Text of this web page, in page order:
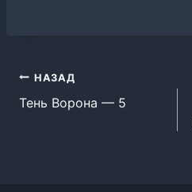
Навигация
по
НАЗАД
Тень Ворона — 5